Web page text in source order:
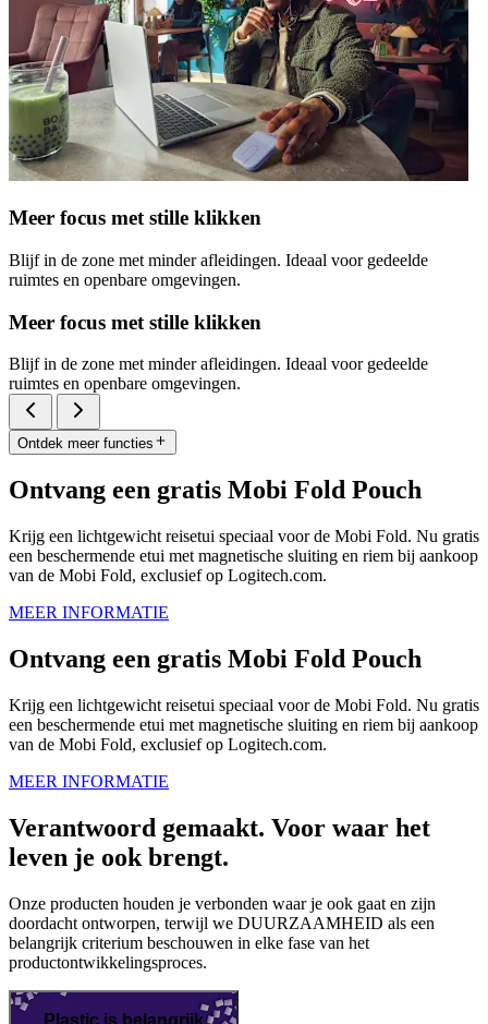
Meer focus met stille klikken
Blijf in de zone met minder afleidingen. Ideaal voor gedeelde
ruimtes en openbare omgevingen.
Meer focus met stille klikken
Blijf in de zone met minder afleidingen. Ideaal voor gedeelde
ruimtes en openbare omgevingen.
Ontdek meer functies
Ontvang een gratis Mobi Fold Pouch
Krijg een lichtgewicht reisetui speciaal voor de Mobi Fold. Nu gratis
een beschermende etui met magnetische sluiting en riem bij aankoop
van de Mobi Fold, exclusief op Logitech.com.
MEER INFORMATIE
Ontvang een gratis Mobi Fold Pouch
Krijg een lichtgewicht reisetui speciaal voor de Mobi Fold. Nu gratis
een beschermende etui met magnetische sluiting en riem bij aankoop
van de Mobi Fold, exclusief op Logitech.com.
MEER INFORMATIE
Verantwoord gemaakt. Voor waar het
leven je ook brengt.
Onze producten houden je verbonden waar je ook gaat en zijn
doordacht ontworpen, terwijl we DUURZAAMHEID als een
belangrijk criterium beschouwen in elke fase van het
productontwikkelingsproces.
Plastic is belangrijk